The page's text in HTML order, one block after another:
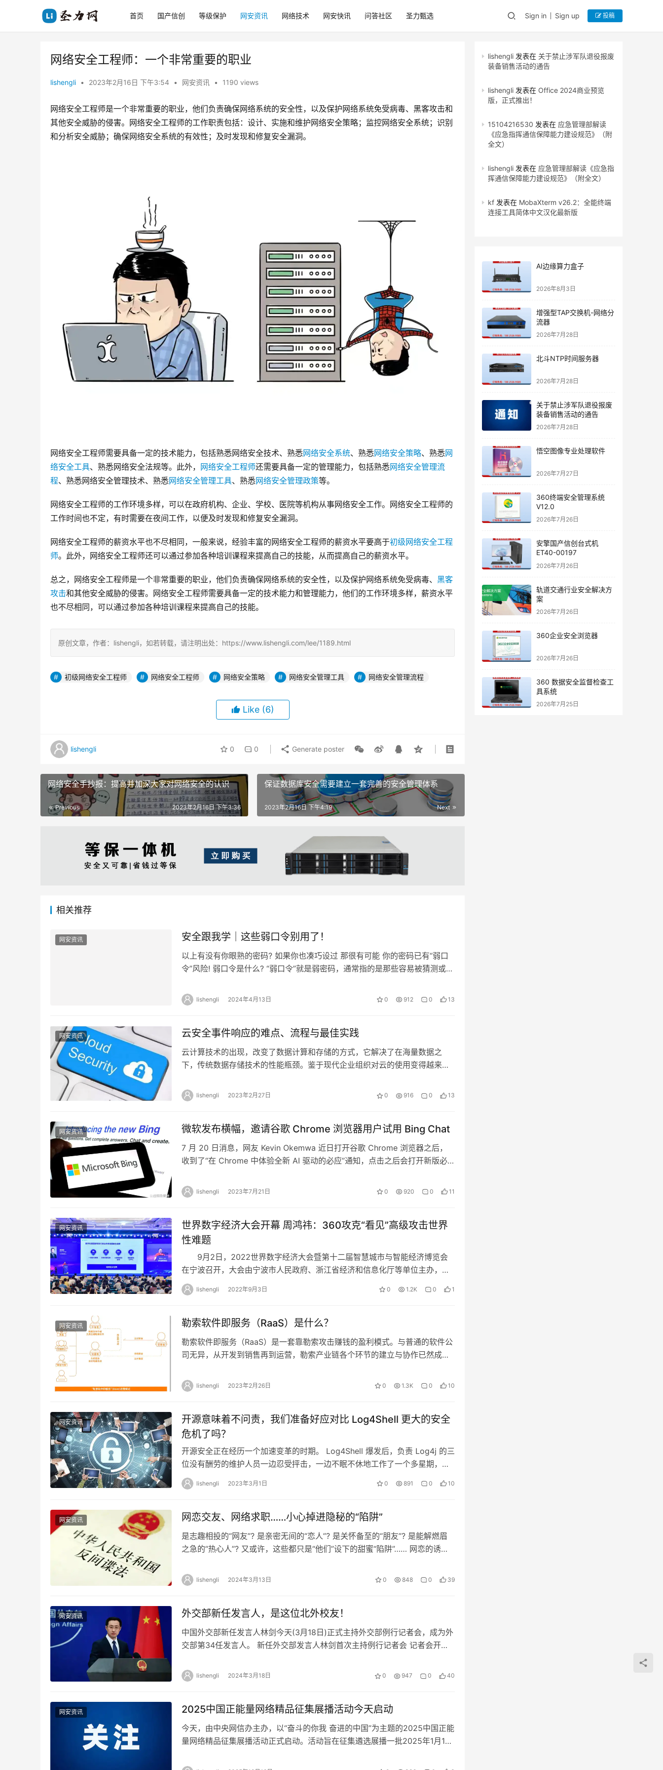
首页 国产信创 等级保护 网安资讯 网络技术 网安快讯 问答社区 圣力甄选 Sign in Sign up 投稿
网络安全工程师：一个非常重要的职业
lishengli • 2023年2月16日 下午3:54 • 网安资讯 • 1190 views
网络安全工程师是一个非常重要的职业，他们负责确保网络系统的安全性，以及保护网络系统免受病毒、黑客攻击和
其他安全威胁的侵害。网络安全工程师的工作职责包括：设计、实施和维护网络安全策略；监控网络安全系统；识别
和分析安全威胁；确保网络安全系统的有效性；及时发现和修复安全漏洞。
网络安全工程师需要具备一定的技术能力，包括熟悉网络安全技术、熟悉网络安全系统、熟悉网络安全策略、熟悉网
络安全工具、熟悉网络安全法规等。此外， 网络安全工程师还需要具备一定的管理能力，包括熟悉网络安全管理流
程、熟悉网络安全管理技术、熟悉网络安全管理工具、熟悉网络安全管理政策等。
网络安全工程师的工作环境多样，可以在政府机构、企业、学校、医院等机构从事网络安全工作。网络安全工程师的
工作时间也不定，有时需要在夜间工作，以便及时发现和修复安全漏洞。
网络安全工程师的薪资水平也不尽相同，一般来说，经验丰富的网络安全工程师的薪资水平要高于初级网络安全工程
师。此外，网络安全工程师还可以通过参加各种培训课程来提高自己的技能，从而提高自己的薪资水平。
总之，网络安全工程师是一个非常重要的职业，他们负责确保网络系统的安全性，以及保护网络系统免受病毒、 黑客
攻击和其他安全威胁的侵害。网络安全工程师需要具备一定的技术能力和管理能力，他们的工作环境多样，薪资水平
也不尽相同，可以通过参加各种培训课程来提高自己的技能。
原创文章，作者：lishengli，如若转载，请注明出处：https://www.lishengli.com/lee/1189.html
初级网络安全工程师 网络安全工程师 网络安全策略 网络安全管理工具 网络安全管理流程
Like (6)
lishengli 0 0 Generate poster
网络安全手抄报：提高并加深大家对网络安全的认识
Previous 2023年2月16日 下午3:36
保证数据库安全需要建立一套完善的安全管理体系
Next
2023年2月16日 下午4:19
相关推荐
网安资讯 安全跟我学｜这些弱口令别用了！
以上有没有你眼熟的密码? 如果你也凑巧设过 那很有可能 你的密码已有“弱口
令”风险! 弱口令是什么? “弱口令”就是弱密码，通常指的是那些容易被猜测或破
lishengli 2024年4月13日 0 912 0 13
网安资讯 云安全事件响应的难点、流程与最佳实践
云计算技术的出现，改变了数据计算和存储的方式，它解决了在海量数据之
下，传统数据存储技术的性能瓶颈。鉴于现代企业组织对云的使用变得越来越
lishengli 2023年2月27日 0 916 0 13
网安资讯 微软发布横幅，邀请谷歌 Chrome 浏览器用户试用 Bing Chat
7 月 20 日消息，网友 Kevin Okemwa 近日打开谷歌 Chrome 浏览器之后，
收到了“在 Chrome 中体验全新 AI 驱动的必应”通知，点击之后会打开新版必
lishengli 2023年7月21日 0 920 0 11
网安资讯
世界数字经济大会开幕 周鸿祎：360攻克“看见”高级攻击世界
性难题
9月2日，2022世界数字经济大会暨第十二届智慧城市与智能经济博览会
在宁波召开，大会由宁波市人民政府、浙江省经济和信息化厅等单位主办，以
“数字驱动、智能发展”为主题，聚集了诺贝…
lishengli 2022年9月3日 0 1.2K 0 1
网安资讯 勒索软件即服务（RaaS）是什么？
勒索软件即服务（RaaS）是一套靠勒索攻击赚钱的盈利模式。与普通的软件公
司无异，从开发到销售再到运营，勒索产业链各个环节的建立与协作已然成
lishengli 2023年2月26日 0 1.3K 0 10
网安资讯
开源意味着不问责，我们准备好应对比 Log4Shell 更大的安全
危机了吗？
开源安全正在经历一个加速变革的时期。 Log4Shell 爆发后，负责 Log4j 的三
位没有酬劳的维护人员一边忍受抨击，一边不眠不休地工作了一个多星期，为
这份影响世界的代码打上了…
lishengli 2023年3月1日 0 891 0 10
网安资讯 网恋交友、网络求职……小心掉进隐秘的“陷阱”
是志趣相投的“网友”? 是亲密无间的“恋人”? 是关怀备至的“朋友”? 是能解燃眉
之急的“热心人”? 又或许，这些都只是“他们”设下的甜蜜“陷阱”…… 网恋的诱
lishengli 2024年3月13日 0 848 0 39
网安资讯 外交部新任发言人，是这位北外校友！
中国外交部新任发言人林剑今天(3月18日)正式主持外交部例行记者会，成为外
交部第34任发言人。 新任外交部发言人林剑首次主持例行记者会 记者会开始
lishengli 2024年3月18日 0 947 0 40
网安资讯 2025中国正能量网络精品征集展播活动今天启动
今天，由中央网信办主办，以“奋斗的你我 奋进的中国”为主题的2025中国正能
量网络精品征集展播活动正式启动。活动旨在征集遴选展播一批2025年1月1日
lishengli 发表在 关于禁止涉军队退役报废
装备销售活动的通告
lishengli 发表在 Office 2024商业预览
版，正式推出！
15104216530 发表在 应急管理部解读
《应急指挥通信保障能力建设规范》（附
全文）
lishengli 发表在 应急管理部解读《应急指
挥通信保障能力建设规范》（附全文）
kf 发表在 MobaXterm v26.2：全能终端
连接工具简体中文汉化最新版
AI边缘算力盒子
2026年8月3日
增强型TAP交换机-网络分
流器
2026年7月28日
北斗NTP时间服务器
2026年7月28日
关于禁止涉军队退役报废
装备销售活动的通告
2026年7月28日
悟空图像专业处理软件
2026年7月27日
360终端安全管理系统
V12.0
2026年7月26日
安擎国产信创台式机
ET40-00197
2026年7月26日
轨道交通行业安全解决方
案
2026年7月26日
360企业安全浏览器
2026年7月26日
360 数据安全监督检查工
具系统
2026年7月25日